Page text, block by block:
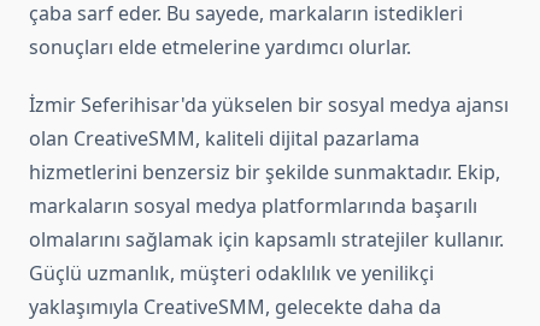
çaba sarf eder. Bu sayede, markaların istedikleri
sonuçları elde etmelerine yardımcı olurlar.
İzmir Seferihisar'da yükselen bir sosyal medya ajansı
olan CreativeSMM, kaliteli dijital pazarlama
hizmetlerini benzersiz bir şekilde sunmaktadır. Ekip,
markaların sosyal medya platformlarında başarılı
olmalarını sağlamak için kapsamlı stratejiler kullanır.
Güçlü uzmanlık, müşteri odaklılık ve yenilikçi
yaklaşımıyla CreativeSMM, gelecekte daha da